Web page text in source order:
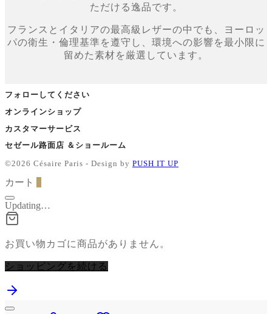
ただける逸品です。
フランスとイタリアの最高級レザーの中でも、ヨーロッ
パの衛生・倫理基準を遵守し、環境への影響を最小限に
留めた素材を厳選しています。
フォローしてください
オンラインショップ
カスタマーサービス
セゼール路面店 ＆ショールーム
©2026 Césaire Paris - Design by PUSH IT UP
カート
Updating…
お買い物カゴに商品がありません。
ショッピングを続ける